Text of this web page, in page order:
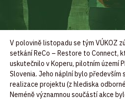
V polovině listopadu se tým VÚKOZ
setkání ReCo – Restore to Connect,
uskutečnilo v Koperu, pilotním území
Slovenia. Jeho náplní bylo především
realizace projektu (z hlediska
Neméně významnou součástí akce